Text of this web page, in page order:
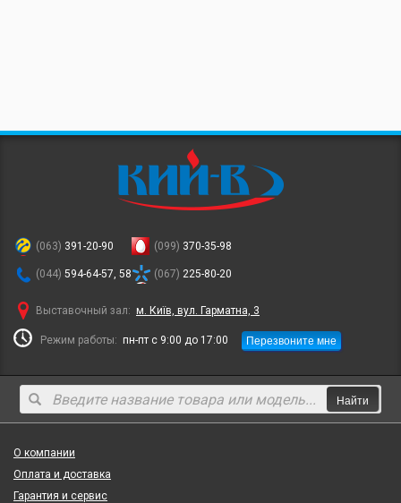
(063) 391-20-90
(044) 594-64-57, 58
(099) 370-35-98
(067) 225-80-20
Выставочный зал: м. Київ, вул. Гарматна, 3
Режим работы: пн-пт с 9:00 до 17:00 Перезвоните мне
Найти
О компании
Оплата и доставка
Гарантия и сервис